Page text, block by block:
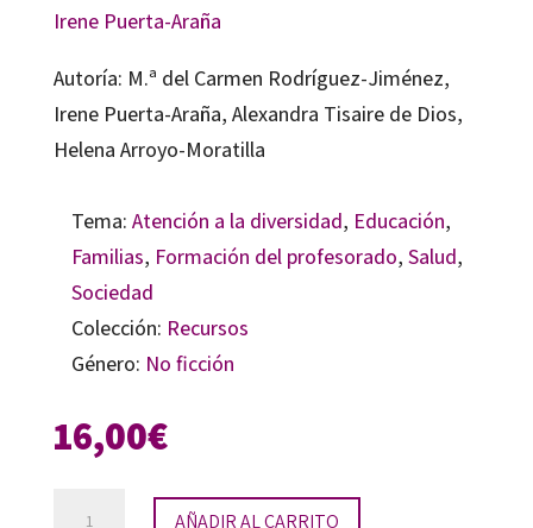
Irene Puerta-Araña
Autoría: M.ª del Carmen Rodríguez-Jiménez,
Irene Puerta-Araña, Alexandra Tisaire de Dios,
Helena Arroyo-Moratilla
Tema: Atención a la diversidad, Educación,
Familias, Formación del profesorado, Salud,
Sociedad
Colección: Recursos
Género: No ficción
16,00€
AÑADIR AL CARRITO